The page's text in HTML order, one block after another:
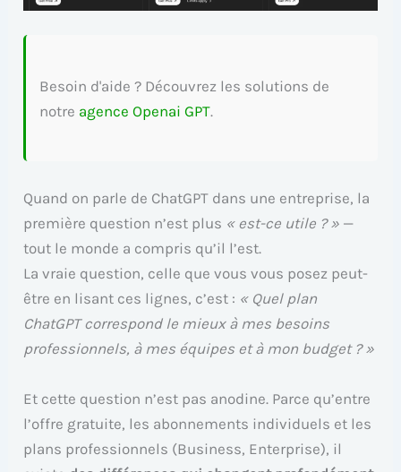
Besoin d'aide ? Découvrez les solutions de
notre agence Openai GPT.
Quand on parle de ChatGPT dans une entreprise, la
première question n’est plus « est-ce utile ? » —
tout le monde a compris qu’il l’est.
La vraie question, celle que vous vous posez peut-
être en lisant ces lignes, c’est : « Quel plan
ChatGPT correspond le mieux à mes besoins
professionnels, à mes équipes et à mon budget ? »
Et cette question n’est pas anodine. Parce qu’entre
l’offre gratuite, les abonnements individuels et les
plans professionnels (Business, Enterprise), il